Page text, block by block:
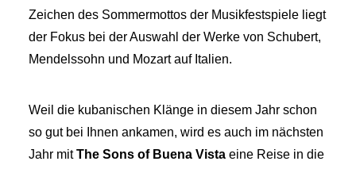
Zeichen des Sommermottos der Musikfestspiele liegt
der Fokus bei der Auswahl der Werke von Schubert,
Mendelssohn und Mozart auf Italien.
Weil die kubanischen Klänge in diesem Jahr schon
so gut bei Ihnen ankamen, wird es auch im nächsten
Jahr mitThe Sons of Buena Vista eine Reise in die